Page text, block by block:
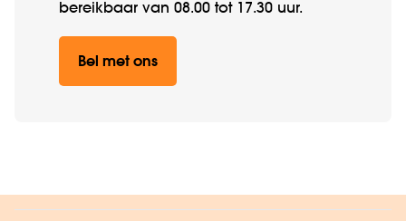
bereikbaar van 08.00 tot 17.30 uur.
Bel met ons